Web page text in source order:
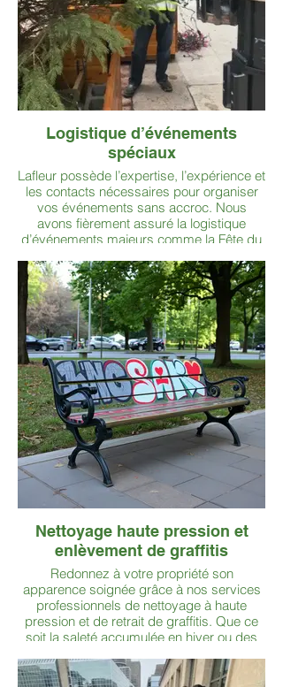
Logistique d’événements
spéciaux
Lafleur possède l’expertise, l’expérience et
les contacts nécessaires pour organiser
vos événements sans accroc. Nous
avons fièrement assuré la logistique
d’événements majeurs comme la Fête du
de Neige, le Festival des tulipes et le
RibFest sur la rue Sparks. Peu importe
l’ampleur, notre équipe dévouée livre un
service fiable, ponctuel et professionnel,
chaque fois.
Nettoyage haute pression et
enlèvement de graffitis
Redonnez à votre propriété son
apparence soignée grâce à nos services
professionnels de nettoyage à haute
pression et de retrait de graffitis. Que ce
soit la saleté accumulée en hiver ou des
des équipements commerciaux et des